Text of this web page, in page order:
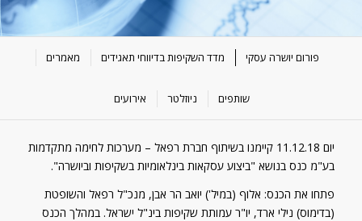
פורום יושרה עסקי מדד השקיפות בדיווחי תאגידים מאמרים
שותפים ניוזלטר אירועים
יום 11.12.18 קיימנו בשיתוף חברת רפאל – מערכות לחימה מתקדמות
בע"מ כנס בנושא "ביצוע עסקאות בינלאומיות בשקיפות וביושרה".
פתחו את הכנס: אלוף (במיל') יואב הר אבן, מנכ"ל רפאל והשופטת
(בדימוס) נילי ארד, יו"ר עמותת שקיפות בינ"ל ישראל. במהלך הכנס